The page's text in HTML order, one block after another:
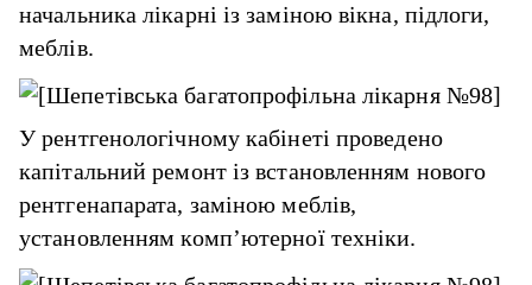
начальника лікарні із заміною вікна, підлоги,
меблів.
У рентгенологічному кабінеті проведено
капітальний ремонт із встановленням нового
рентгенапарата, заміною меблів,
установленням комп’ютерної техніки.